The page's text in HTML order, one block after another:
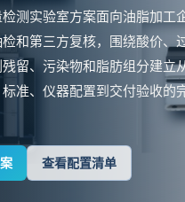
测实验室方案面向油脂加工
和第三方复核，围绕酸价、
留、污染物和脂肪组分建立
准、仪器配置到交付验收的
查看配置清单